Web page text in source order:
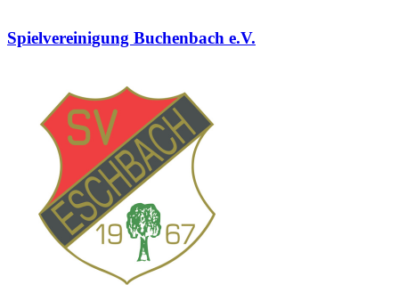
Spielvereinigung Buchenbach e.V.